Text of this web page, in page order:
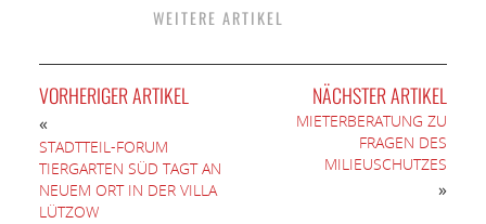
WEITERE ARTIKEL
VORHERIGER ARTIKEL
«
STADTTEIL-FORUM
TIERGARTEN SÜD TAGT AN
NEUEM ORT IN DER VILLA
LÜTZOW
NÄCHSTER ARTIKEL
MIETERBERATUNG ZU
FRAGEN DES
MILIEUSCHUTZES
»